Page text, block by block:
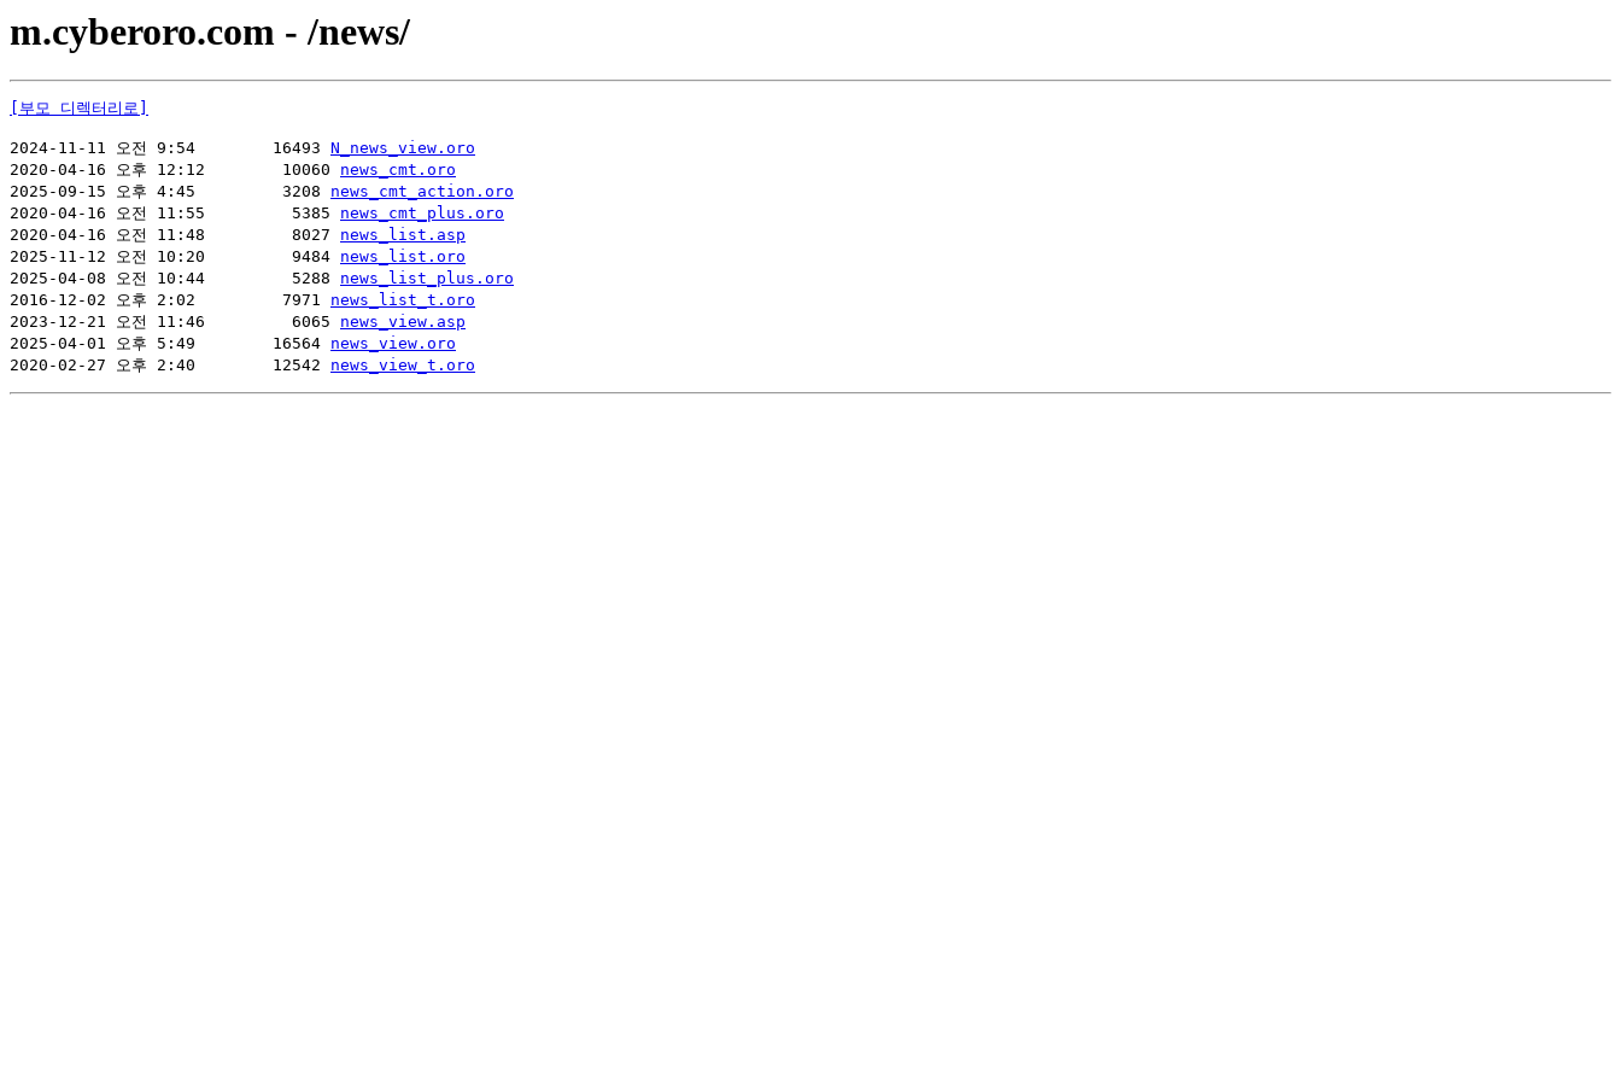
m.cyberoro.com - /news/
[부모 디렉터리로]
2024-11-11 오전 9:54        16493 N_news_view.oro
2020-04-16 오후 12:12        10060 news_cmt.oro
2025-09-15 오후 4:45         3208 news_cmt_action.oro
2020-04-16 오전 11:55         5385 news_cmt_plus.oro
2020-04-16 오전 11:48         8027 news_list.asp
2025-11-12 오전 10:20         9484 news_list.oro
2025-04-08 오전 10:44         5288 news_list_plus.oro
2016-12-02 오후 2:02         7971 news_list_t.oro
2023-12-21 오전 11:46         6065 news_view.asp
2025-04-01 오후 5:49        16564 news_view.oro
2020-02-27 오후 2:40        12542 news_view_t.oro